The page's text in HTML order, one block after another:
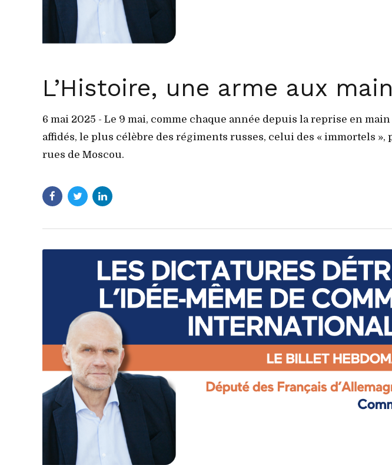
L’Histoire, une arme aux
6 mai 2025 - Le 9 mai, comme chaque année depuis la reprise en
affidés, le plus célèbre des régiments russes, celui des « immortels »,
rues de Moscou.